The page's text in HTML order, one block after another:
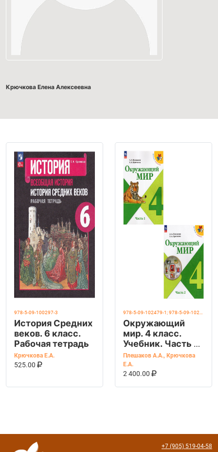
Крючкова Елена Алексеевна
978-5-09-100297-3
История Средних
веков. 6 класс.
Рабочая тетрадь
Крючкова Е.А.
525.00
В КОРЗИНУ
Окружающий
мир. 4 класс.
Учебник. Часть 1
и 2. Плешаков
А.А.
Плешаков А.А., Крючкова
Е.А.
2 400.00
В КОРЗИНУ
+7 (905) 519-04-58